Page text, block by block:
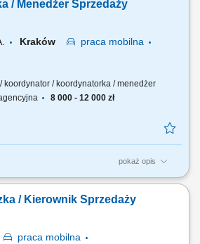
długoterminowych relacji handlowych.
ofert i negocjowanie warunków
/ Menedżer Sprzedaży
Kraków praca mobilna
koordynator / koordynatorka / menedżer
8 000 - 12 000 zł
pokaż opis
zespół sprzedażowy – rekrutujesz,
za wyniki i sposób ich osiągania,
o wzajemne zaufanie i partnerską
/ Kierownik Sprzedaży
praca mobilna